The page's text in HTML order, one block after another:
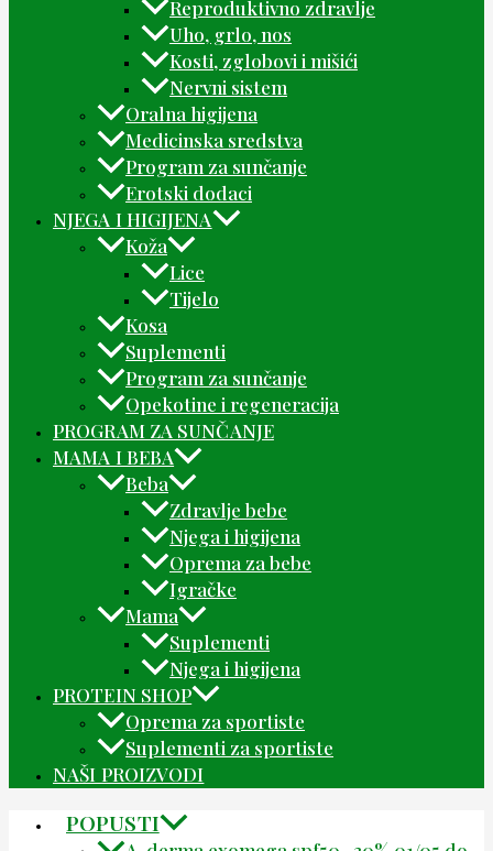
Reproduktivno zdravlje
Uho, grlo, nos
Kosti, zglobovi i mišići
Nervni sistem
Oralna higijena
Medicinska sredstva
Program za sunčanje
Erotski dodaci
NJEGA I HIGIJENA
Koža
Lice
Tijelo
Kosa
Suplementi
Program za sunčanje
Opekotine i regeneracija
PROGRAM ZA SUNČANJE
MAMA I BEBA
Beba
Zdravlje bebe
Njega i higijena
Oprema za bebe
Igračke
Mama
Suplementi
Njega i higijena
PROTEIN SHOP
Oprema za sportiste
Suplementi za sportiste
NAŠI PROIZVODI
POPUSTI